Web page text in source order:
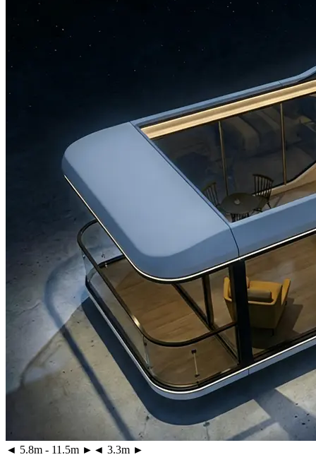
◄ 5.8m - 11.5m ► ◄ 3.3m ►